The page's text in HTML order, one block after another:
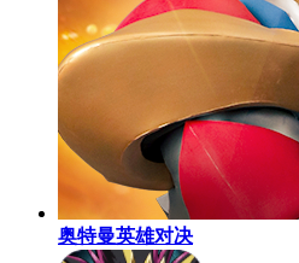
奥特曼英雄对决